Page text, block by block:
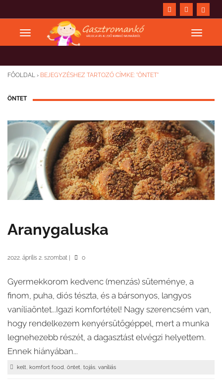
FŐOLDAL › BEJEGYZÉSHEZ TARTOZÓ CÍMKE: "ÖNTET"
ÖNTET
Aranygaluska
2022. április 2. szombat 0
Gyermekkorom kedvenc (menzás) süteménye, a
finom, puha, diós tészta, és a bársonyos, langyos
vaníliaöntet...Igazi komfortétel! Nagy szerencsém van,
hogy rendelkezem kenyérsütőgéppel, mert a munka
legnehezebb részét, a dagasztást elvégzi helyettem.
Ennek hiányában...
kelt, komfort food, öntet, tojás, vaníliás